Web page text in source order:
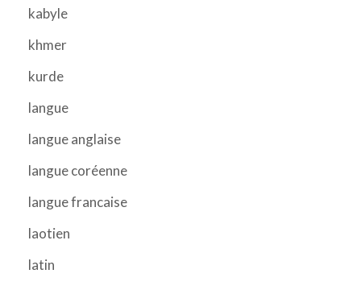
kabyle
khmer
kurde
langue
langue anglaise
langue coréenne
langue francaise
laotien
latin